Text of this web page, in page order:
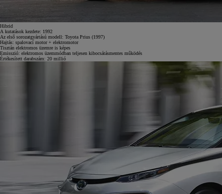
Hibrid
A kutatások kezdete: 1992
Az első sorozatgyártású modell: Toyota Prius (1997)
Hajtás: spalovací motor + elektromotor
Tisztán elektromos üzemre is képes
Emisszió: elektromos üzemmódban teljesen kibocsátásmentes működés
Értékesített darabszám: 20 millió